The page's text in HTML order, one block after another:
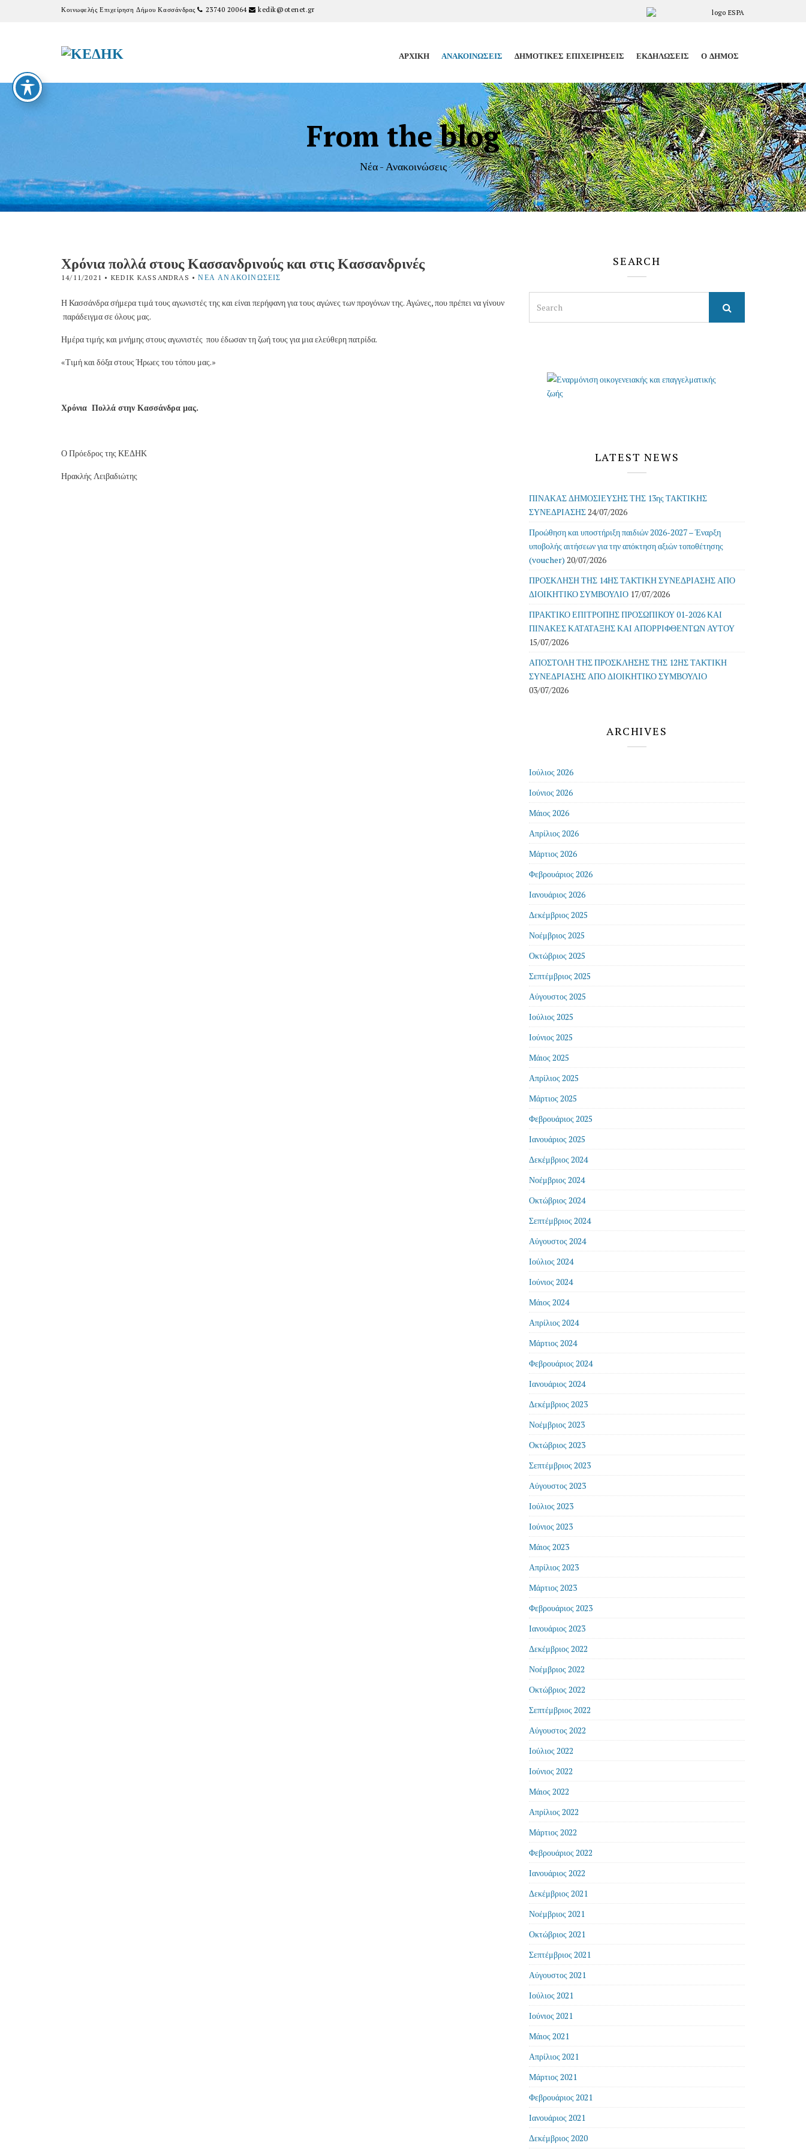
Κοινωφελής Επιχείρηση Δήμου Κασσάνδρας 23740 20064 kedik@otenet.gr
ΑΡΧΙΚΉ ΑΝΑΚΟΙΝΏΣΕΙΣ ΔΗΜΟΤΙΚΈΣ ΕΠΙΧΕΙΡΉΣΕΙΣ ΕΚΔΗΛΏΣΕΙΣ Ο ΔΉΜΟΣ
From the blog
Νέα - Ανακοινώσεις
Χρόνια πολλά στους Κασσανδρινούς και στις Κασσανδρινές
14/11/2021 • KEDIK KASSANDRAS •ΝΈΑ ΑΝΑΚΟΙΝΏΣΕΙΣ
Η Κασσάνδρα σήμερα τιμά τους αγωνιστές της και είναι περήφανη για τους αγώνες των προγόνων της. Αγώνες, που πρέπει να γίνουν
παράδειγμα σε όλους μας.
Ημέρα τιμής και μνήμης στους αγωνιστές που έδωσαν τη ζωή τους για μια ελεύθερη πατρίδα.
«Τιμή και δόξα στους Ήρωες του τόπου μας.»
Χρόνια Πολλά στην Κασσάνδρα μας.
Ο Πρόεδρος της ΚΕΔΗΚ
Ηρακλής Λειβαδιώτης
SEARCH
for:
LATEST NEWS
ΠΙΝΑΚΑΣ ΔΗΜΟΣΙΕΥΣΗΣ ΤΗΣ 13ης ΤΑΚΤΙΚΗΣ
ΣΥΝΕΔΡΙΑΣΗΣ24/07/2026
Προώθηση και υποστήριξη παιδιών 2026-2027 – Έναρξη
υποβολής αιτήσεων για την απόκτηση αξιών τοποθέτησης
(voucher) 20/07/2026
ΠΡΟΣΚΛΗΣΗ ΤΗΣ 14ΗΣ ΤΑΚΤΙΚΗ ΣΥΝΕΔΡΙΑΣΗΣ ΑΠΟ
ΔΙΟΙΚΗΤΙΚΟ ΣΥΜΒΟΥΛΙΟ 17/07/2026
ΠΡΑΚΤΙΚΟ ΕΠΙΤΡΟΠΗΣ ΠΡΟΣΩΠΙΚΟΥ 01-2026 ΚΑΙ
ΠΙΝΑΚΕΣ ΚΑΤΑΤΑΞΗΣ ΚΑΙ ΑΠΟΡΡΙΦΘΕΝΤΩΝ ΑΥΤΟΥ
15/07/2026
ΑΠΟΣΤΟΛΗ ΤΗΣ ΠΡΟΣΚΛΗΣΗΣ ΤΗΣ 12ΗΣ ΤΑΚΤΙΚΗ
ΣΥΝΕΔΡΙΑΣΗΣ ΑΠΟ ΔΙΟΙΚΗΤΙΚΟ ΣΥΜΒΟΥΛΙΟ
03/07/2026
ARCHIVES
Ιούλιος 2026
Ιούνιος 2026
Μάιος 2026
Απρίλιος 2026
Μάρτιος 2026
Φεβρουάριος 2026
Ιανουάριος 2026
Δεκέμβριος 2025
Νοέμβριος 2025
Οκτώβριος 2025
Σεπτέμβριος 2025
Αύγουστος 2025
Ιούλιος 2025
Ιούνιος 2025
Μάιος 2025
Απρίλιος 2025
Μάρτιος 2025
Φεβρουάριος 2025
Ιανουάριος 2025
Δεκέμβριος 2024
Νοέμβριος 2024
Οκτώβριος 2024
Σεπτέμβριος 2024
Αύγουστος 2024
Ιούλιος 2024
Ιούνιος 2024
Μάιος 2024
Απρίλιος 2024
Μάρτιος 2024
Φεβρουάριος 2024
Ιανουάριος 2024
Δεκέμβριος 2023
Νοέμβριος 2023
Οκτώβριος 2023
Σεπτέμβριος 2023
Αύγουστος 2023
Ιούλιος 2023
Ιούνιος 2023
Μάιος 2023
Απρίλιος 2023
Μάρτιος 2023
Φεβρουάριος 2023
Ιανουάριος 2023
Δεκέμβριος 2022
Νοέμβριος 2022
Οκτώβριος 2022
Σεπτέμβριος 2022
Αύγουστος 2022
Ιούλιος 2022
Ιούνιος 2022
Μάιος 2022
Απρίλιος 2022
Μάρτιος 2022
Φεβρουάριος 2022
Ιανουάριος 2022
Δεκέμβριος 2021
Νοέμβριος 2021
Οκτώβριος 2021
Σεπτέμβριος 2021
Αύγουστος 2021
Ιούλιος 2021
Ιούνιος 2021
Μάιος 2021
Απρίλιος 2021
Μάρτιος 2021
Φεβρουάριος 2021
Ιανουάριος 2021
Δεκέμβριος 2020